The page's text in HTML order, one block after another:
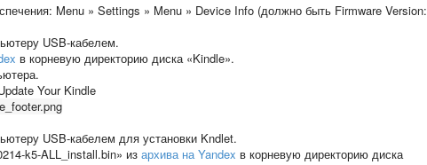
Menu » Settings » Menu » Device Info (должно быть Firmware Version:
USB-кабелем.
в корневую директорию диска «Kindle».
Your Kindle
USB-кабелем для установки Kndlet.
k5-ALL_install.bin» из архива на Yandex в корневую директорию диска